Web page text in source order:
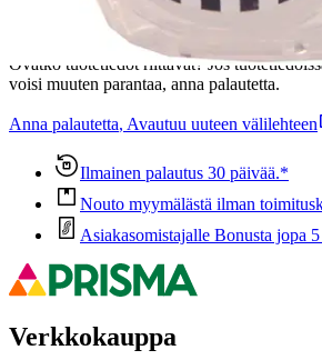
Oletko tyytyväinen
Ovatko tuotetiedot riittävät? Jos
voisi muuten parantaa, anna palautetta.
Anna palautetta, Avautuu uuteen välilehteen
Ilmainen palautus 30 päivää.*
Nouto myymälästä ilman
Asiakasomistajalle Bonusta jopa
Verkkokauppa